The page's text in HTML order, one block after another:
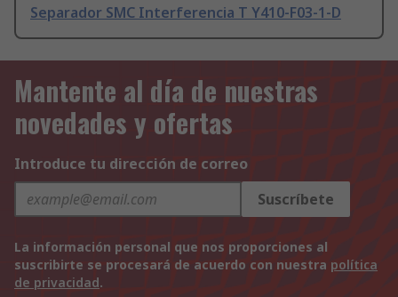
Separador SMC Interferencia T Y410-F03-1-D
Mantente al día de nuestras
novedades y ofertas
Introduce tu dirección de correo
Suscríbete
La información personal que nos proporciones al
suscribirte se procesará de acuerdo con nuestra política
de privacidad.